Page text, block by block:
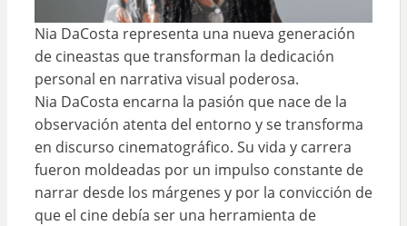
Nia DaCosta representa una nueva generación
de cineastas que transforman la dedicación
personal en narrativa visual poderosa.
Nia DaCosta encarna la pasión que nace de la
observación atenta del entorno y se transforma
en discurso cinematográfico. Su vida y carrera
fueron moldeadas por un impulso constante de
narrar desde los márgenes y por la convicción de
que el cine debía ser una herramienta de